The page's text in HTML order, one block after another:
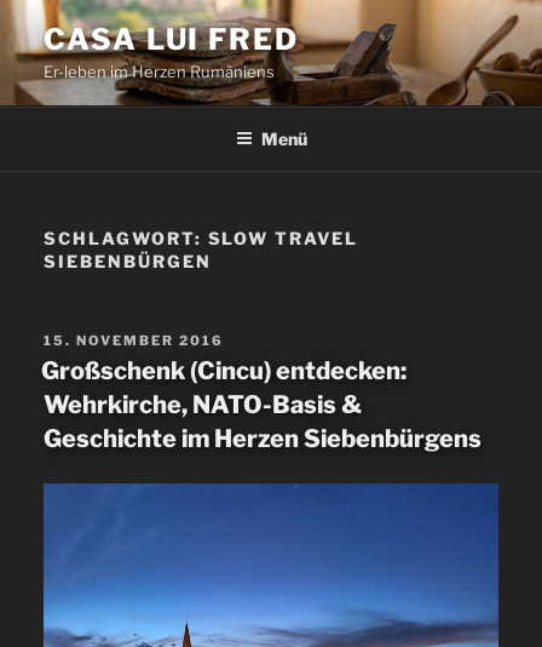
Zum
Inhalt
springen
CASA LUI FRED
Er-leben im Herzen Rumäniens
Menü
SCHLAGWORT: SLOW TRAVEL
SIEBENBÜRGEN
VERÖFFENTLICHT
AM
15. NOVEMBER 2016
Großschenk (Cincu) entdecken:
Wehrkirche, NATO-Basis &
Geschichte im Herzen Siebenbürgens